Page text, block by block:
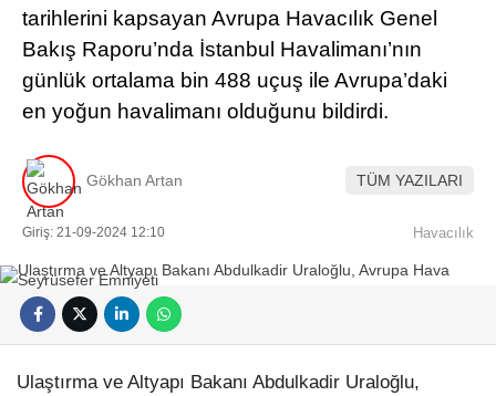
tarihlerini kapsayan Avrupa Havacılık Genel
Bakış Raporu’nda İstanbul Havalimanı’nın
günlük ortalama bin 488 uçuş ile Avrupa’daki
en yoğun havalimanı olduğunu bildirdi.
Gökhan Artan TÜM YAZILARI
Giriş: 21-09-2024 12:10 Havacılık
Ulaştırma ve Altyapı Bakanı Abdulkadir Uraloğlu,